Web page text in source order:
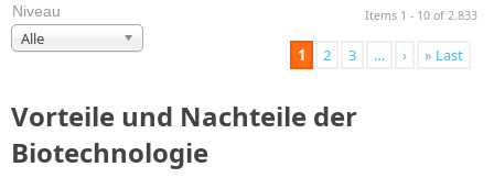
Niveau
Alle
Items 1 - 10 of 2.833
1 2 3 … › » Last
Vorteile und Nachteile der
Biotechnologie